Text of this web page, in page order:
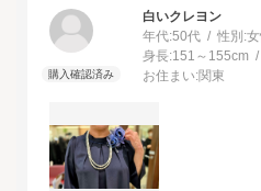
白いクレヨン
年代:50代 性別:
身長:151～155cm
お住まい:関東